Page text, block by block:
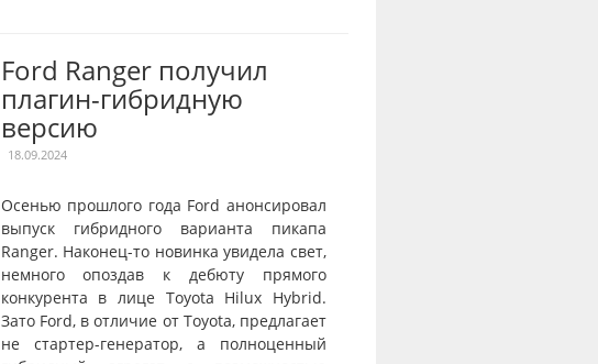
Ford Ranger получил
плагин-гибридную
версию
18.09.2024
Осенью прошлого года Ford анонсировал
выпуск гибридного варианта пикапа
Ranger. Наконец-то новинка увидела свет,
немного опоздав к дебюту прямого
конкурента в лице Toyota Hilux Hybrid.
Зато Ford, в отличие от Toyota, предлагает
не стартер-генератор, а полноценный